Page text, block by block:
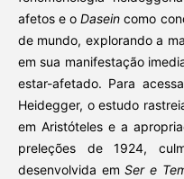
afetos e oDasein como
de mundo, explorando a
em sua manifestação
estar-afetado. Para
Heidegger, o estudo
em Aristóteles e a
preleções de 1924,
desenvolvida emSer e